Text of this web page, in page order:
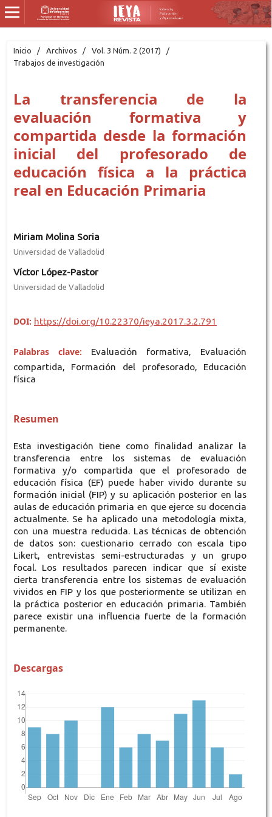
Inicio / Archivos / Vol. 3 Núm. 2 (2017)
/
Trabajos de investigación
La transferencia de la
evaluación formativa y
compartida desde la formación
inicial del profesorado de
educación física a la práctica
real en Educación Primaria
Miriam Molina Soria
Universidad de Valladolid
Víctor López-Pastor
Universidad de Valladolid
DOI: https://doi.org/10.22370/ieya.2017.3.2.791
Palabras clave:
Evaluación formativa, Evaluación
compartida, Formación del profesorado, Educación
física
Resumen
Esta investigación tiene como finalidad analizar la
transferencia entre los sistemas de evaluación
formativa y/o compartida que el profesorado de
educación física (EF) puede haber vivido durante su
formación inicial (FIP) y su aplicación posterior en las
aulas de educación primaria en que ejerce su docencia
actualmente. Se ha aplicado una metodología mixta,
con una muestra reducida. Las técnicas de obtención
de datos son: cuestionario cerrado con escala tipo
Likert, entrevistas semi-estructuradas y un grupo
focal. Los resultados parecen indicar que sí existe
cierta transferencia entre los sistemas de evaluación
vividos en FIP y los que posteriormente se utilizan en
la práctica posterior en educación primaria. También
parece existir una influencia fuerte de la formación
permanente.
Descargas